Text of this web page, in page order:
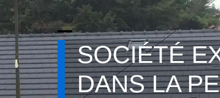
SOCIÉTÉ
DANS LA